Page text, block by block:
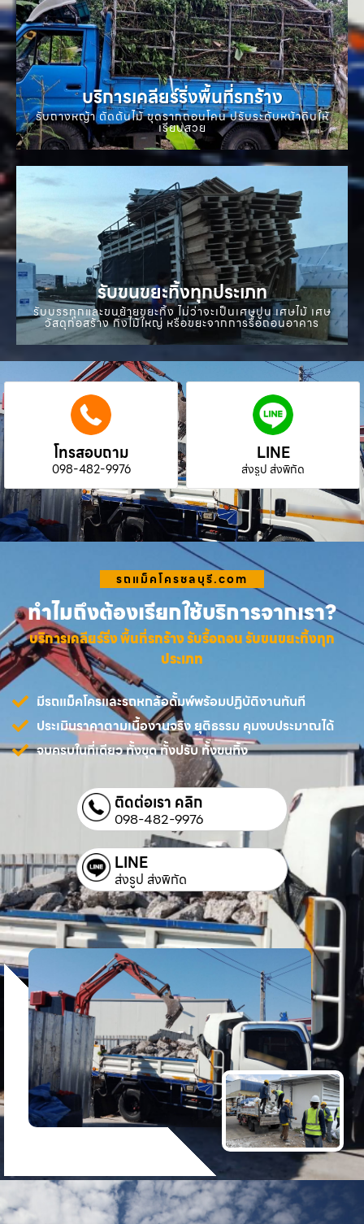
บริการเคลียร์ริ่งพื้นที่รกร้าง
รับถางหญ้า ตัดต้นไม้ ขุดรากถอนโคน ปรับระดับหน้าดินให้
เรียบสวย
รับขนขยะทิ้งทุกประเภท
รับบรรทุกและขนย้ายขยะทิ้ง ไม่ว่าจะเป็นเศษปูน เศษไม้ เศษ
วัสดุก่อสร้าง กิ่งไม้ใหญ่ หรือขยะจากการรื้อถอนอาคาร
โทรสอบถาม
098-482-9976
LINE
ส่งรูป ส่งพิกัด
รถแม็คโครชลบุรี.com
ทำไมถึงต้องเรียกใช้บริการจากเรา?
บริการเคลียร์ริ่ง พื้นที่รกร้าง รับรื้อถอน รับขนขยะทิ้งทุก
ประเภท
มีรถแม็คโครและรถหกล้อดั้มพ์พร้อมปฏิบัติงานทันที
ประเมินราคาตามเนื้องานจริง ยุติธรรม คุมงบประมาณได้
จบครบในที่เดียว ทั้งขุด ทั้งปรับ ทั้งขนทิ้ง
ติดต่อเรา คลิก
098-482-9976
LINE
ส่งรูป ส่งพิกัด